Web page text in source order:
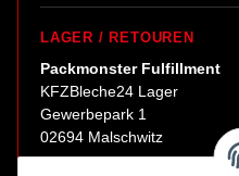
LAGER / RETOUREN
Packmonster Fulfillment
KFZBleche24 Lager
Gewerbepark 1
02694 Malschwitz